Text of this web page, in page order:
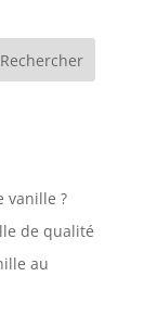
Rechercher
vanille ?
de qualité
au